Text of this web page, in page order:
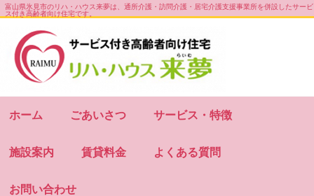
富山県氷見市のリハ・ハウス来夢は、通所介護・訪問介護・居宅介護支援事業所を併設したサービ
ス付き高齢者向け住宅です。
お知らせ 会社概要 サイトマップ
ホーム ごあいさつ サービス・特徴
施設案内 賃貸料金 よくある質問
お問い合わせ